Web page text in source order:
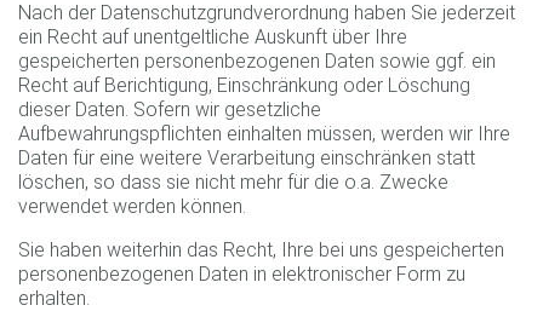
Nach der Datenschutzgrundverordnung haben Sie jederzeit
ein Recht auf unentgeltliche Auskunft über Ihre
gespeicherten personenbezogenen Daten sowie ggf. ein
Recht auf Berichtigung, Einschränkung oder Löschung
dieser Daten. Sofern wir gesetzliche
Aufbewahrungspflichten einhalten müssen, werden wir Ihre
Daten für eine weitere Verarbeitung einschränken statt
löschen, so dass sie nicht mehr für die o.a. Zwecke
verwendet werden können.
Sie haben weiterhin das Recht, Ihre bei uns gespeicherten
personenbezogenen Daten in elektronischer Form zu
erhalten.